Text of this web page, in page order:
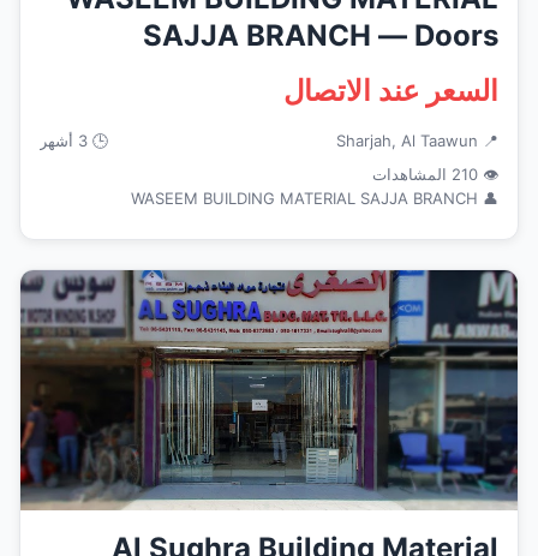
SAJJA BRANCH — Doors
Windows Fra...
السعر عند الاتصال
📍 Sharjah, Al Taawun
🕒 3 أشهر
👁 210 المشاهدات
👤 WASEEM BUILDING MATERIAL SAJJA BRANCH
Al Sughra Building Material